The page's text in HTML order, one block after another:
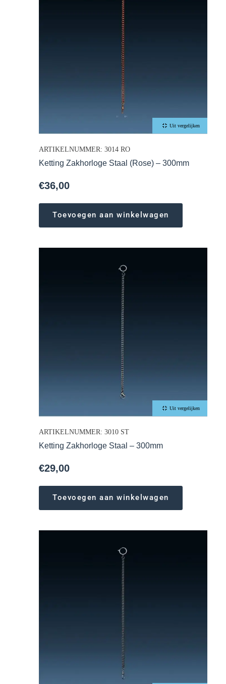
Uit vergelijken
ARTIKELNUMMER: 3014 RO
Ketting Zakhorloge Staal (Rose) – 300mm
€36,00
Toevoegen aan winkelwagen
Uit vergelijken
ARTIKELNUMMER: 3010 ST
Ketting Zakhorloge Staal – 300mm
€29,00
Toevoegen aan winkelwagen